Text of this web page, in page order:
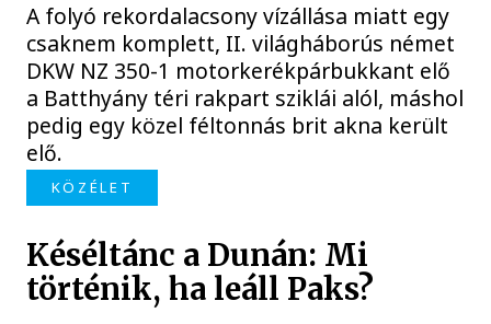
A folyó rekordalacsony vízállása miatt egy
csaknem komplett, II. világháborús német
DKW NZ 350-1 motorkerékpárbukkant elő
a Batthyány téri rakpart sziklái alól, máshol
pedig egy közel féltonnás brit akna került
elő.
KÖZÉLET
Késéltánc a Dunán: Mi
történik, ha leáll Paks?